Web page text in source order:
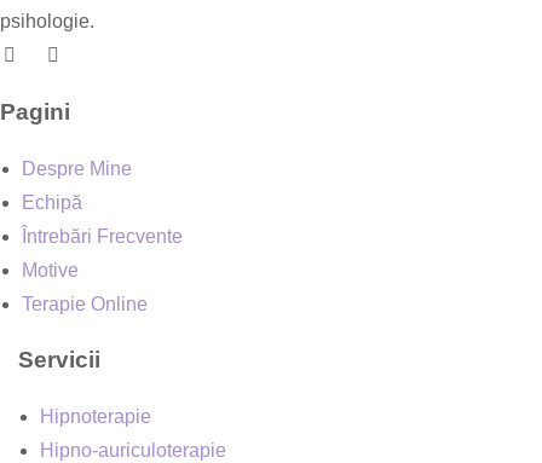
psihologie.
Pagini
Despre Mine
Echipă
Întrebări Frecvente
Motive
Terapie Online
Servicii
Hipnoterapie
Hipno-auriculoterapie